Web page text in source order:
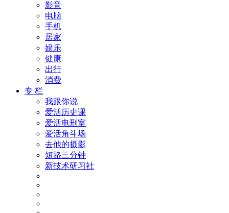
影音
电脑
手机
居家
娱乐
健康
出行
消费
专 栏
我跟你说
爱活历史课
爱活电刑室
爱活角斗场
去他的摄影
短路三分钟
新技术研习社